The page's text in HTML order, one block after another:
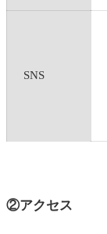
SNS
②アクセス